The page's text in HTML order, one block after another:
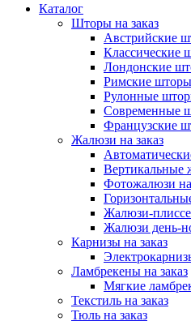
Каталог
Шторы на заказ
Австрийские
Классические
Лондонские
Римские шторы
Рулонные
Современные
Французские
Жалюзи на заказ
Вертикальные
Фотожалюзи на
Жалюзи-плиссе
Жалюзи день-
Карнизы на заказ
Ламбрекены на заказ
Мягкие
Текстиль на заказ
Тюль на заказ